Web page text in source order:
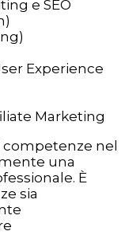
e SEO
Experience
Marketing
nel
una
È
sia